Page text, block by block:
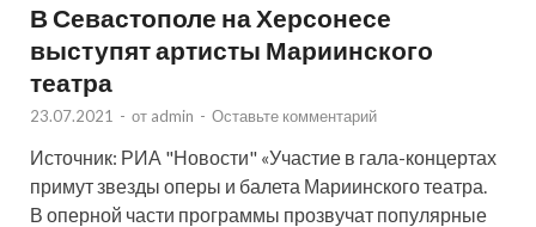
В Севастополе на Херсонесе
выступят артисты Мариинского
театра
23.07.2021 - от admin - Оставьте комментарий
Источник: РИА "Новости" «Участие в гала-концертах
примут звезды оперы и балета Мариинского театра.
В оперной части программы прозвучат популярные